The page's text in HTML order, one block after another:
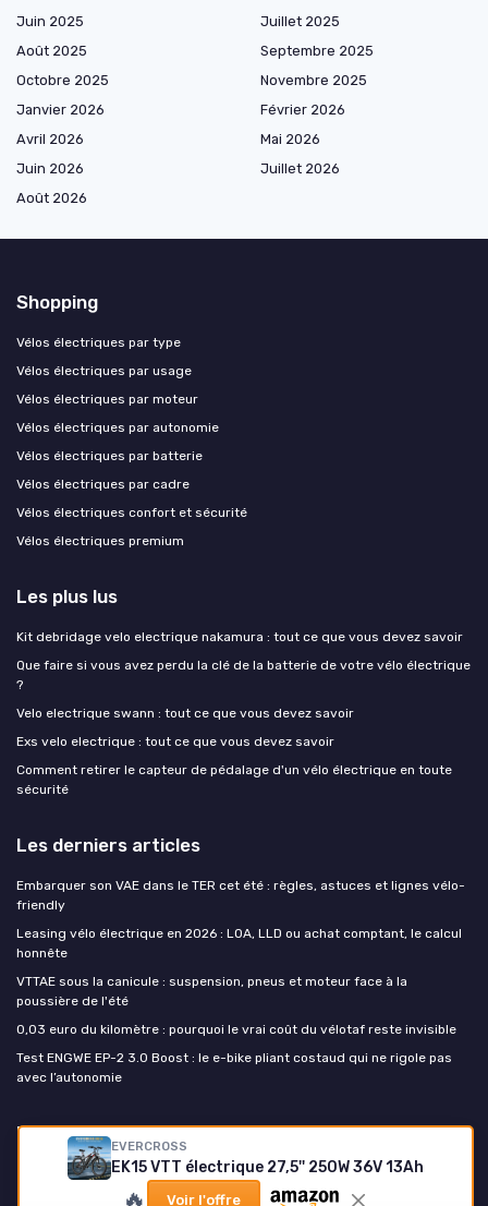
EVERCROSS
EK15 VTT électrique 27,5'' 250W 36V 13Ah
Voir l'offre
Juin 2025
Juillet 2025
Août 2025
Septembre 2025
Octobre 2025
Novembre 2025
Janvier 2026
Février 2026
Avril 2026
Mai 2026
Juin 2026
Juillet 2026
Août 2026
Shopping
Vélos électriques par type
Vélos électriques par usage
Vélos électriques par moteur
Vélos électriques par autonomie
Vélos électriques par batterie
Vélos électriques par cadre
Vélos électriques confort et sécurité
Vélos électriques premium
Les plus lus
Kit debridage velo electrique nakamura : tout ce que vous devez savoir
Que faire si vous avez perdu la clé de la batterie de votre vélo électrique
?
Velo electrique swann : tout ce que vous devez savoir
Exs velo electrique : tout ce que vous devez savoir
Comment retirer le capteur de pédalage d'un vélo électrique en toute
sécurité
Les derniers articles
Embarquer son VAE dans le TER cet été : règles, astuces et lignes vélo-
friendly
Leasing vélo électrique en 2026 : LOA, LLD ou achat comptant, le calcul
honnête
VTTAE sous la canicule : suspension, pneus et moteur face à la
poussière de l'été
0,03 euro du kilomètre : pourquoi le vrai coût du vélotaf reste invisible
Test ENGWE EP-2 3.0 Boost : le e-bike pliant costaud qui ne rigole pas
avec l’autonomie
Mon velo electrique